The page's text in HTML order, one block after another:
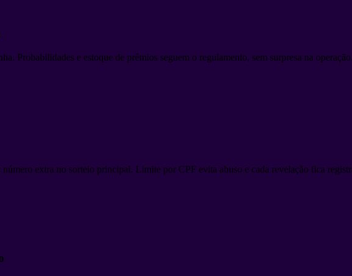
Probabilidades e estoque de prêmios seguem o regulamento, sem surpresa na operação.
extra no sorteio principal. Limite por CPF evita abuso e cada revelação fica